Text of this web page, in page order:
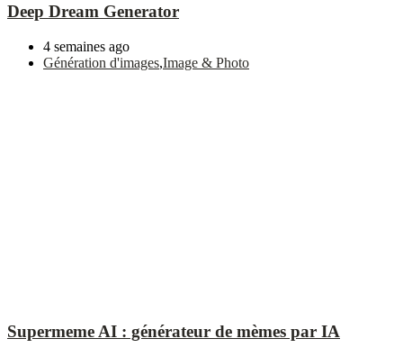
Deep Dream Generator
4 semaines ago
Génération d'images,Image & Photo
Supermeme AI : générateur de mèmes par IA